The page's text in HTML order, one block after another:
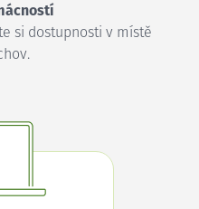
si dostupnosti v místě